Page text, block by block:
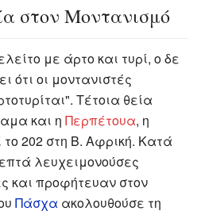
στον Μοντανισμό
με άρτο και τυρί, ο δε
ότι οι μοντανιστές
Τέτοια θεία
και η Περπέτουα, η
202 στη Β. Αφρική. Κατά
λευχειμονούσες
και προφήτευαν στον
Πάσχα ακολουθούσε τη